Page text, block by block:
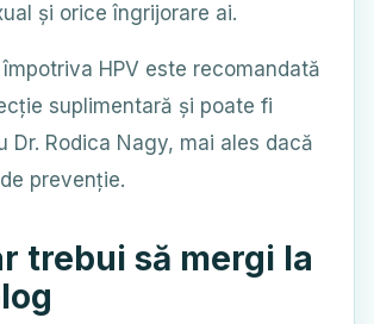
și orice îngrijorare ai.
HPV este recomandată
suplimentară și poate fi
Dr. Rodica Nagy, mai ales dacă
prevenție.
trebui să mergi la